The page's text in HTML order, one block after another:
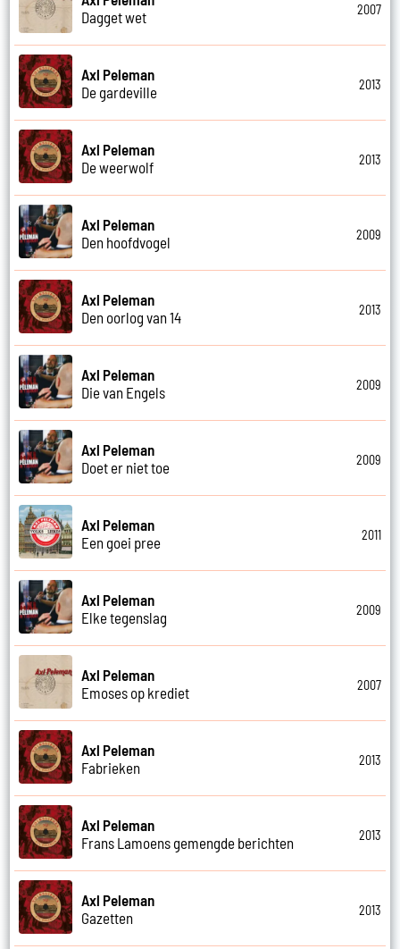
Dagget wet
2007
Axl Peleman
De gardeville
2013
Axl Peleman
De weerwolf
2013
Axl Peleman
Den hoofdvogel
2009
Axl Peleman
Den oorlog van 14
2013
Axl Peleman
Die van Engels
2009
Axl Peleman
Doet er niet toe
2009
Axl Peleman
Een goei pree
2011
Axl Peleman
Elke tegenslag
2009
Axl Peleman
Emoses op krediet
2007
Axl Peleman
Fabrieken
2013
Axl Peleman
Frans Lamoens gemengde berichten
2013
Axl Peleman
Gazetten
2013